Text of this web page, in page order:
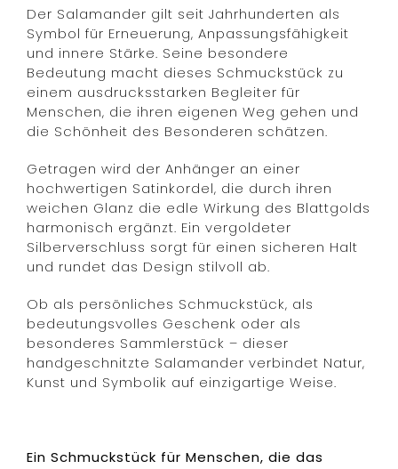
Der Salamander gilt seit Jahrhunderten als
Symbol für Erneuerung, Anpassungsfähigkeit
und innere Stärke. Seine besondere
Bedeutung macht dieses Schmuckstück zu
einem ausdrucksstarken Begleiter für
Menschen, die ihren eigenen Weg gehen und
die Schönheit des Besonderen schätzen.
Getragen wird der Anhänger an einer
hochwertigen Satinkordel, die durch ihren
weichen Glanz die edle Wirkung des Blattgolds
harmonisch ergänzt. Ein vergoldeter
Silberverschluss sorgt für einen sicheren Halt
und rundet das Design stilvoll ab.
Ob als persönliches Schmuckstück, als
bedeutungsvolles Geschenk oder als
besonderes Sammlerstück – dieser
handgeschnitzte Salamander verbindet Natur,
Kunst und Symbolik auf einzigartige Weise.
Ein Schmuckstück für Menschen, die das